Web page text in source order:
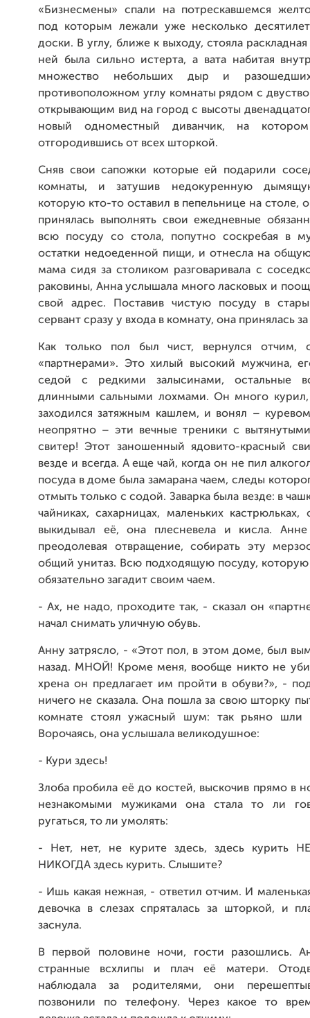
«Бизнесмены» спали на потрескавшемся
под которым лежали уже несколько
доски. В углу, ближе к выходу, стояла
ней была сильно истерта, а вата набитая
множество небольших дыр и
противоположном углу комнаты рядом с
открывающим вид на город с высоты
новый одноместный диванчик, на
отгородившись от всех шторкой.
Сняв свои сапожки которые ей подарили
комнаты, и затушив недокуренную
которую кто-то оставил в пепельнице на столе,
принялась выполнять свои ежедневные
всю посуду со стола, попутно соскребая в
остатки недоеденной пищи, и отнесла на
мама сидя за столиком разговаривала с
раковины, Анна услышала много ласковых и
свой адрес. Поставив чистую посуду в
сервант сразу у входа в комнату, она принялась
Как только пол был чист, вернулся отчим,
«партнерами». Это хилый высокий мужчина,
седой с редкими залысинами, остальные
длинными сальными лохмами. Он много курил,
заходился затяжным кашлем, и вонял –
неопрятно – эти вечные треники с
свитер! Этот заношенный ядовито-красный
везде и всегда. А еще чай, когда он не пил
посуда в доме была замарана чаем, следы
отмыть только с содой. Заварка была везде: в
чайниках, сахарницах, маленьких
выкидывал её, она плесневела и кисла. Анне
преодолевая отвращение, собирать эту
общий унитаз. Всю подходящую посуду,
обязательно загадит своим чаем.
- Ах, не надо, проходите так, - сказал он
начал снимать уличную обувь.
Анну затрясло, - «Этот пол, в этом доме, был
назад. МНОЙ! Кроме меня, вообще никто не
хрена он предлагает им пройти в обуви?», -
ничего не сказала. Она пошла за свою шторку
комнате стоял ужасный шум: так рьяно шли
Ворочаясь, она услышала великодушное:
- Кури здесь!
Злоба пробила её до костей, выскочив прямо в
незнакомыми мужиками она стала то ли
ругаться, то ли умолять:
- Нет, нет, не курите здесь, здесь курить
НИКОГДА здесь курить. Слышите?
- Ишь какая нежная, - ответил отчим. И
девочка в слезах спряталась за шторкой, и
заснула.
В первой половине ночи, гости разошлись.
странные всхлипы и плач её матери.
наблюдала за родителями, они
позвонили по телефону. Через какое то